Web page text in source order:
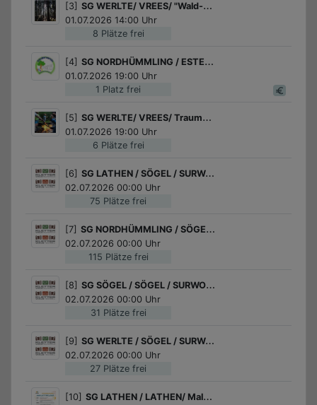
8 Plätze frei
[3] SG WERLTE/ VREES/ "Wald-Meisterschaft" mit dem Förster
01.07.2026 14:00 Uhr
1 Platz frei
[4] SG NORDHÜMMLING / ESTERWEGEN / Schools-Out-Party & Nachtwanderung
01.07.2026 19:00 Uhr
6 Plätze frei
[5] SG WERLTE/ VREES/ Traumzeit am Lagerfeuer
01.07.2026 19:00 Uhr
75 Plätze frei
[6] SG LATHEN / SÖGEL / SURWOLD / Klettern im Kletterwald Sögel oder Surwold
02.07.2026 00:00 Uhr
115 Plätze frei
[7] SG NORDHÜMMLING / SÖGEL / SURWOLD / Klettern im Kletterwald Sögel oder Surwold
02.07.2026 00:00 Uhr
31 Plätze frei
[8] SG SÖGEL / SÖGEL / SURWOLD / Klettern im Kletterwald Sögel oder Surwold
02.07.2026 00:00 Uhr
27 Plätze frei
[9] SG WERLTE / SÖGEL / SURWOLD / Klettern im Kletterwald Sögel oder Surwold
02.07.2026 00:00 Uhr
[10] SG LATHEN / LATHEN/ Malwettbewerb